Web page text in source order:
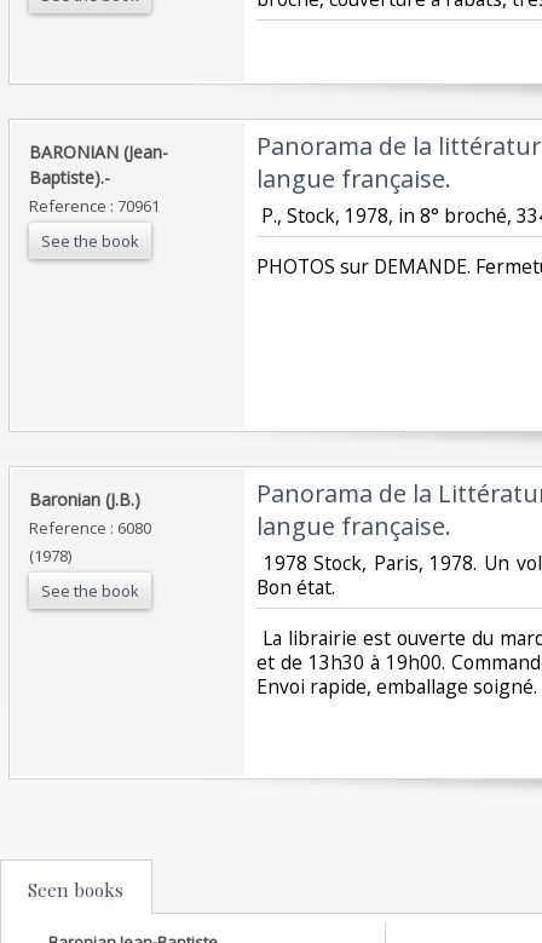
‎BARONIAN (Jean-
Baptiste).-‎
Reference : 70961
See the book
‎Panorama de la
langue française.‎
P., Stock, 1978, in 8° broché,
‎PHOTOS sur DEMANDE.
‎Baronian (J.B.)‎
Reference : 6080
(1978)
See the book
‎Panorama de la
langue française. ‎
1978 Stock, Paris, 1978. Un
Bon état. ‎
La librairie est ouverte du
et de 13h30 à 19h00.
Envoi rapide, emballage soigné. ‎
Seen books